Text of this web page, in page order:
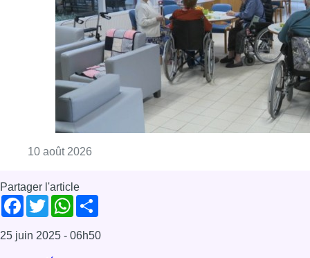
10 août 2026
Partager l'article
Facebook
TwitterWhatsApp
25 juin 2025 - 06h50